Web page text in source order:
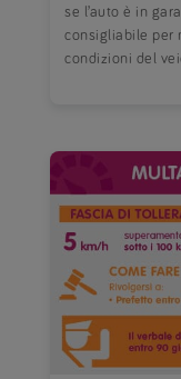
se l’auto è in
consigliabile per
condizioni del